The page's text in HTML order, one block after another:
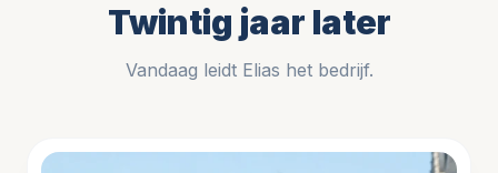
Twintig jaar later
Vandaag leidt Elias het bedrijf.